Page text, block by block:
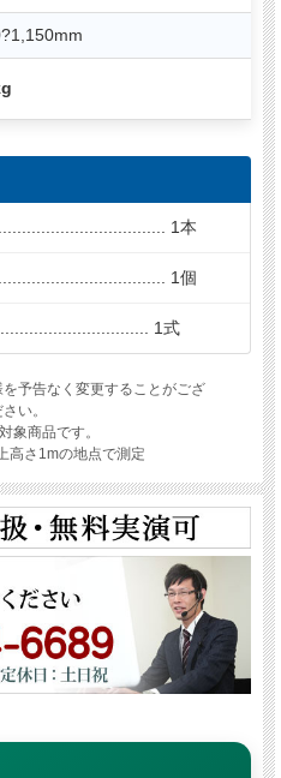
1本
1個
1式
予告なく変更することがござ
い。
象商品です。
高さ1mの地点で測定